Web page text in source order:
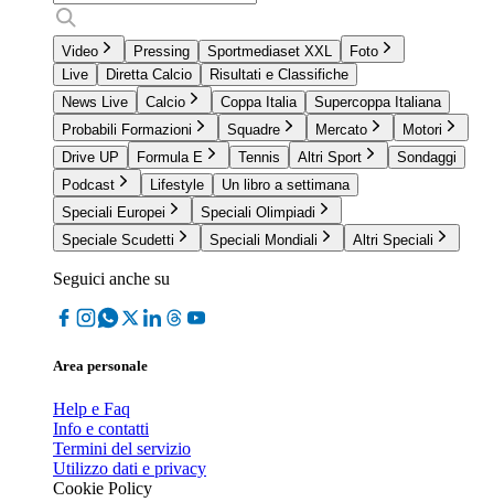
Video Pressing Sportmediaset XXL
Foto
Live
Diretta Calcio
Risultati e Classifiche
News Live
Calcio Coppa Italia
Supercoppa Italiana
Probabili Formazioni
Squadre Mercato
Motori
Drive UP
Formula E Tennis Altri Sport
Sondaggi
Podcast
Lifestyle
Un libro a settimana
Speciali Europei
Speciali Olimpiadi
Speciale Scudetti
Speciali Mondiali Altri Speciali
Seguici anche su
Area personale
Help e Faq
Info e contatti
Termini del servizio
Utilizzo dati e privacy
Cookie Policy